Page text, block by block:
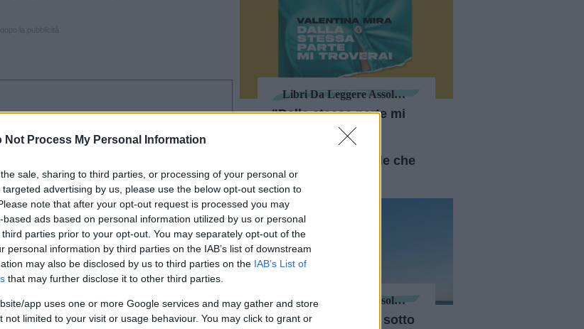
Not Process My Personal Information
sale, sharing to third parties, or processing of your personal or
advertising by us, please use the below opt-out section to
note that after your opt-out request is processed you may
ads based on personal information utilized by us or personal
parties prior to your opt-out. You may separately opt-out of the
personal information by third parties on the IAB’s list of downstream
may also be disclosed by us to third parties on the IAB’s List of
that may further disclose it to other third parties.
app uses one or more Google services and may gather and store
not limited to your visit or usage behaviour. You may click to grant or
della mia mente
Dionisi con la sua salute mentale in un
sincero e senza filtri.
su Amazon
Libri Da Leggere Assolutamente
"Dalla stessa parte mi
troverai", la
responsabilità, il
perdono e le parole che
salvano un po'
Libri Da Leggere Assolutamente
11 libri da leggere sotto